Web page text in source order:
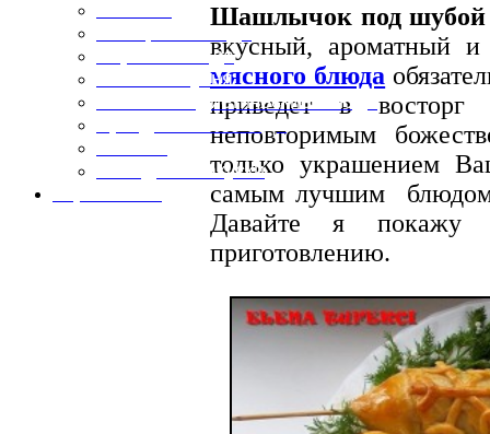
Первые блюда
Полевая кухня
Постные и диетические блюда
Праздничные блюда
Холодные закуски
Шашлычок под
вкусный, ароматный и
мясного блюда
приведет в
неповторимым
только украшением
самым лучшим
Давайте я
приготовлению.